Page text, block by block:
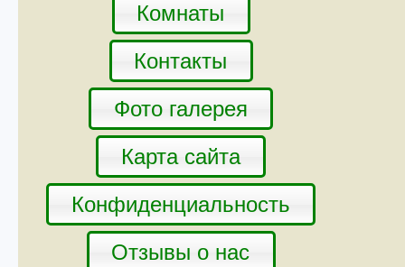
Комнаты
Контакты
Фото галерея
Карта сайта
Конфиденциальность
Отзывы о нас